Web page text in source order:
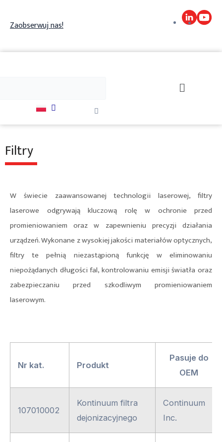
Zaobserwuj nas!
search
Filtry
W świecie zaawansowanej technologii laserowej, filtry
laserowe odgrywają kluczową rolę w ochronie przed
promieniowaniem oraz w zapewnieniu precyzji działania
urządzeń. Wykonane z wysokiej jakości materiałów optycznych,
filtry te pełnią niezastąpioną funkcję w eliminowaniu
niepożądanych długości fal, kontrolowaniu emisji światła oraz
zabezpieczaniu przed szkodliwym promieniowaniem
laserowym.
Nr kat. Produkt
Pasuje do
OEM
107010002
Kontinuum filtra
dejonizacyjnego
Continuum
Inc.